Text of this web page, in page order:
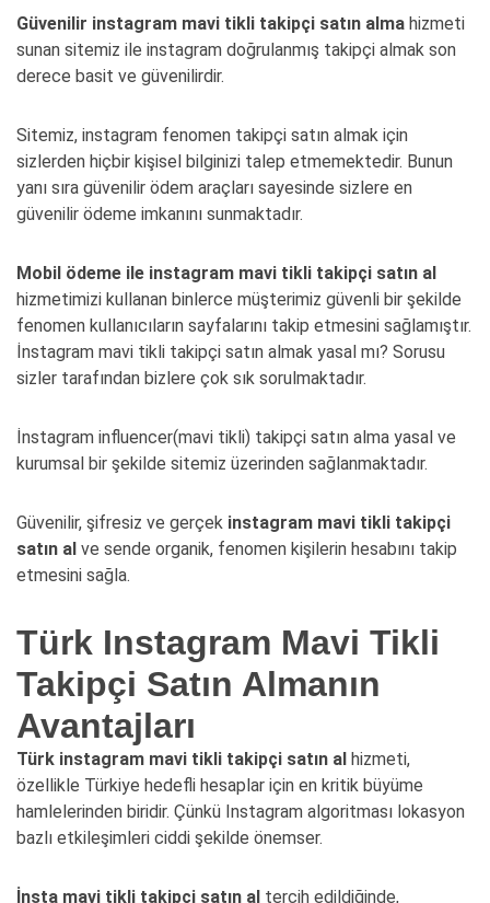
Güvenilir instagram mavi tikli takipçi satın alma hizmeti
sunan sitemiz ile instagram doğrulanmış takipçi almak son
derece basit ve güvenilirdir.
Sitemiz, instagram fenomen takipçi satın almak için
sizlerden hiçbir kişisel bilginizi talep etmemektedir. Bunun
yanı sıra güvenilir ödem araçları sayesinde sizlere en
güvenilir ödeme imkanını sunmaktadır.
Mobil ödeme ile instagram mavi tikli takipçi satın al
hizmetimizi kullanan binlerce müşterimiz güvenli bir şekilde
fenomen kullanıcıların sayfalarını takip etmesini sağlamıştır.
İnstagram mavi tikli takipçi satın almak yasal mı? Sorusu
sizler tarafından bizlere çok sık sorulmaktadır.
İnstagram influencer(mavi tikli) takipçi satın alma yasal ve
kurumsal bir şekilde sitemiz üzerinden sağlanmaktadır.
Güvenilir, şifresiz ve gerçek instagram mavi tikli takipçi
satın al ve sende organik, fenomen kişilerin hesabını takip
etmesini sağla.
Türk Instagram Mavi Tikli
Takipçi Satın Almanın
Avantajları
Türk instagram mavi tikli takipçi satın al hizmeti,
özellikle Türkiye hedefli hesaplar için en kritik büyüme
hamlelerinden biridir. Çünkü Instagram algoritması lokasyon
bazlı etkileşimleri ciddi şekilde önemser.
İnsta mavi tikli takipçi satın al tercih edildiğinde,